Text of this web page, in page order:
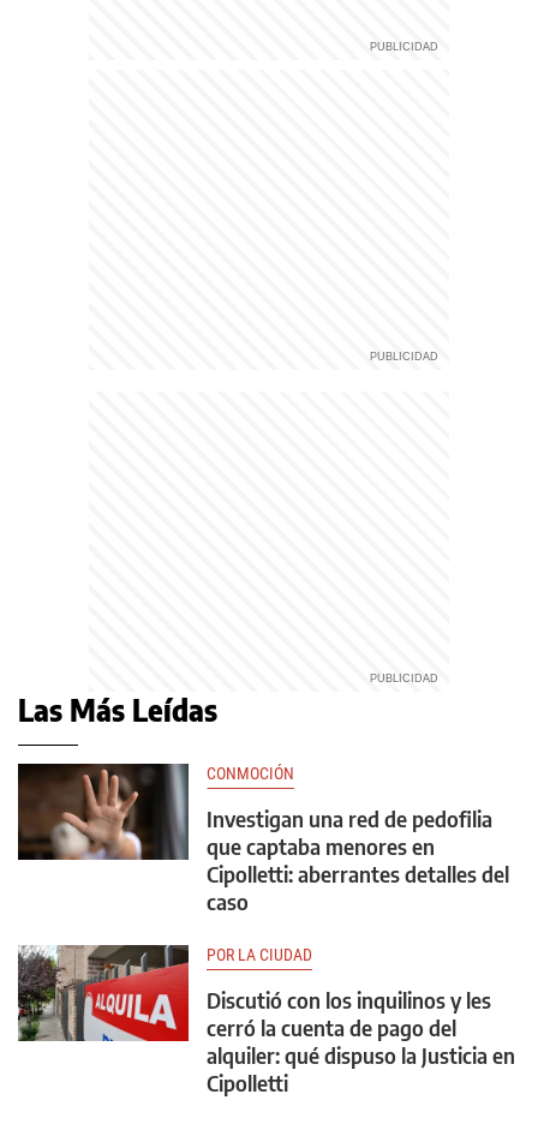
Las Más Leídas
CONMOCIÓN
Investigan una red de pedofilia
que captaba menores en
Cipolletti: aberrantes detalles del
caso
POR LA CIUDAD
Discutió con los inquilinos y les
cerró la cuenta de pago del
alquiler: qué dispuso la Justicia en
Cipolletti